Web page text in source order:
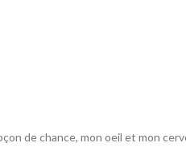
de chance, mon oeil et mon